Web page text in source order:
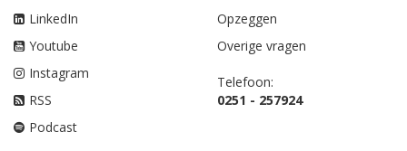
LinkedIn
Youtube
Instagram
RSS
Podcast
Opzeggen
Overige vragen
Telefoon:
0251 - 257924